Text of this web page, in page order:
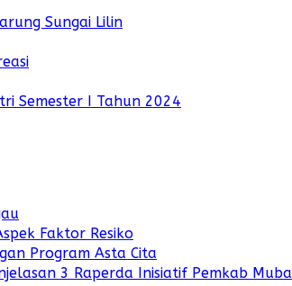
Sungai Lilin
Semester I Tahun 2024
Faktor Resiko
Program Asta Cita
3 Raperda Inisiatif Pemkab Muba